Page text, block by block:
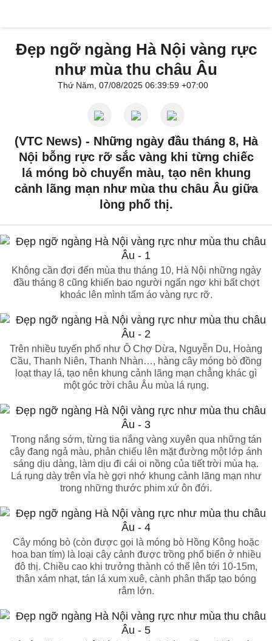
Đẹp ngỡ ngàng Hà Nội vàng rực
như mùa thu châu Âu
Thứ Năm, 07/08/2025 06:39:59 +07:00
(VTC News) - Những ngày đầu tháng 8, Hà
Nội bỗng rực rỡ sắc vàng khi từng chiếc
lá móng bò chuyển màu, tạo nên khung
cảnh lãng mạn như mùa thu châu Âu giữa
lòng phố thị.
Không cần đợi đến mùa thu tháng 10, Hà Nội những ngày
đầu tháng 8 cũng khiến bao người ngẩn ngơ khi bất chợt
khoác lên mình tấm áo vàng rực rỡ.
Trên nhiều tuyến phố như Ô Chợ Dừa, Nguyễn Du, Hoàng
Cầu, Thanh Niên, Thanh Nhàn…, hàng cây móng bò đồng
loạt thay lá, tạo nên khung cảnh lãng mạn chẳng khác gì
một góc trời châu Âu mùa lá rụng.
Trong nắng sớm, từng tia nắng vàng xuyên qua những tán
cây đang ngả màu, phản chiếu lên mặt đường một lớp ánh
sáng dịu dàng, làm dịu đi cái oi nồng của tiết trời mùa hạ.
Lá rụng dày trên vỉa hè gợi nhớ khung cảnh lãng mạn như
trong những thước phim xứ ôn đới.
Cây móng bò (còn được gọi là móng bò Hồng Kông hoặc
hoa ban tím) là loại cây cảnh được trồng phổ biến ở nhiều
đô thị. Chiều cao khi trưởng thành có thể lên tới 10-15m,
thân xám nhạt, tán lá xum xuê, cành phân thấp tạo bóng
râm lớn.